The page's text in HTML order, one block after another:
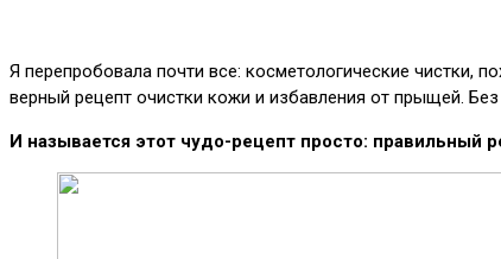
Я перепробовала почти все: косметологические чистки,
верный рецепт очистки кожи и избавления от прыщей.
И называется этот чудо-рецепт просто: правильный